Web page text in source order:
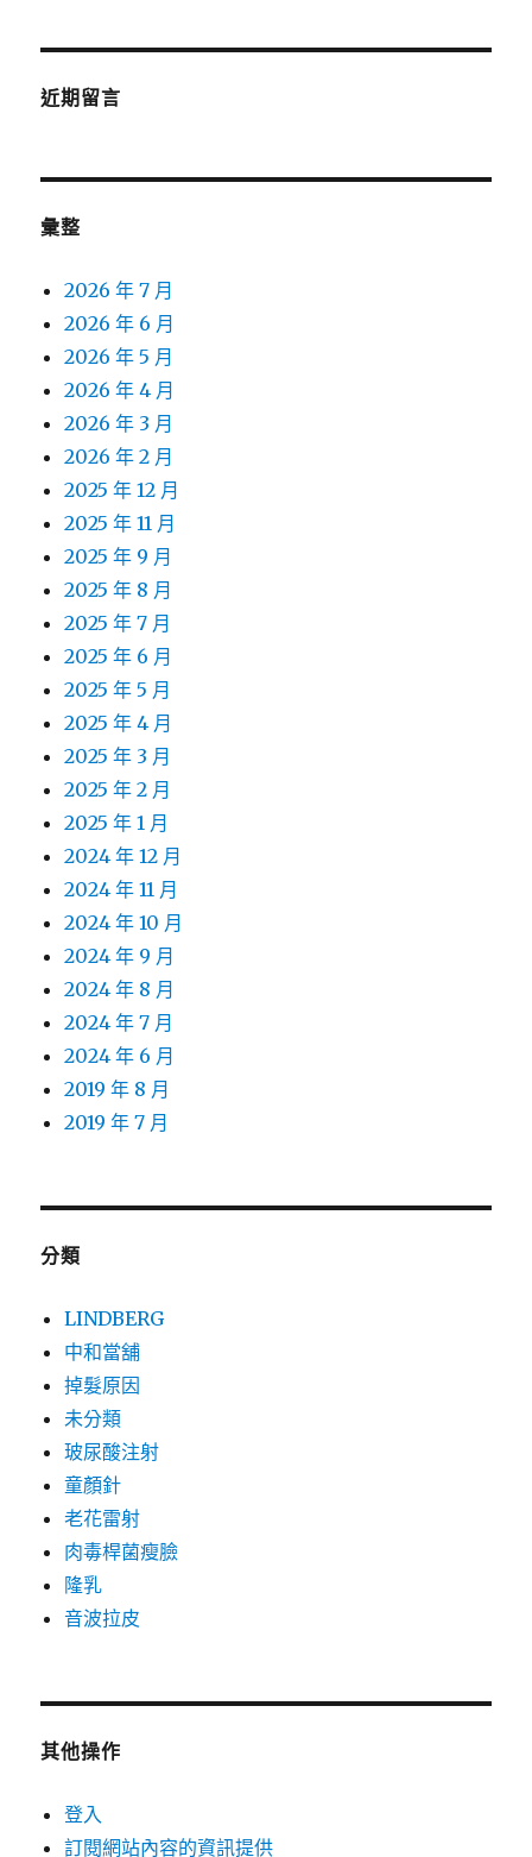
近期留言
彙整
2026 年 7 月
2026 年 6 月
2026 年 5 月
2026 年 4 月
2026 年 3 月
2026 年 2 月
2025 年 12 月
2025 年 11 月
2025 年 9 月
2025 年 8 月
2025 年 7 月
2025 年 6 月
2025 年 5 月
2025 年 4 月
2025 年 3 月
2025 年 2 月
2025 年 1 月
2024 年 12 月
2024 年 11 月
2024 年 10 月
2024 年 9 月
2024 年 8 月
2024 年 7 月
2024 年 6 月
2019 年 8 月
2019 年 7 月
分類
LINDBERG
中和當舖
掉髮原因
未分類
玻尿酸注射
童顏針
老花雷射
肉毒桿菌瘦臉
隆乳
音波拉皮
其他操作
登入
訂閱網站內容的資訊提供